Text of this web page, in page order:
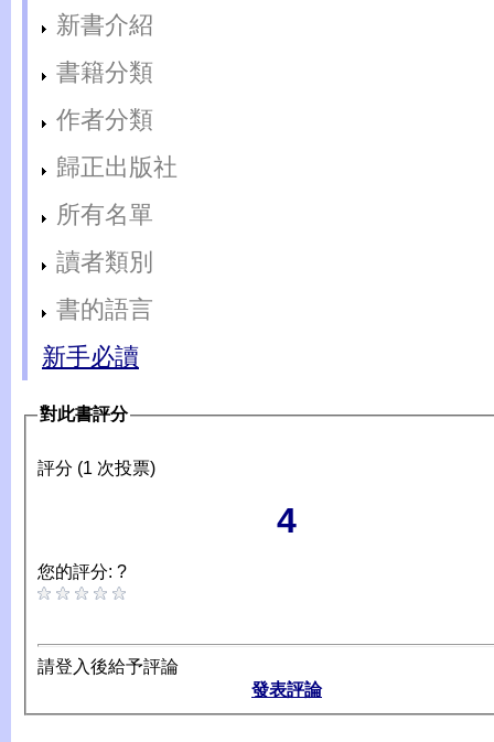
新書介紹
書籍分類
作者分類
歸正出版社
所有名單
讀者類別
書的語言
新手必讀
對此書評分
評分 (1 次投票)
4
您的評分: ?
請登入後給予評論
發表評論